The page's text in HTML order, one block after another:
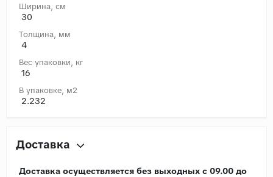
Ширина, cм
30
Толщина, мм
4
Вес упаковки, кг
16
В упаковке, м2
2.232
Доставка
Доставка осуществляется без выходных с 09.00 до